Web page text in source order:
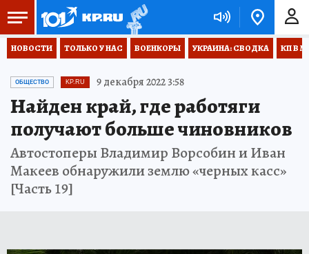
НОВОСТИ ТОЛЬКО У НАС ВОЕНКОРЫ УКРАИНА: СВОДКА КП В
ОБЩЕСТВО KP.RU 9 декабря 2022 3:58
Найден край, где работяги
получают больше чиновников
Автостоперы Владимир Ворсобин и Иван
Макеев обнаружили землю «черных касс»
[Часть 19]